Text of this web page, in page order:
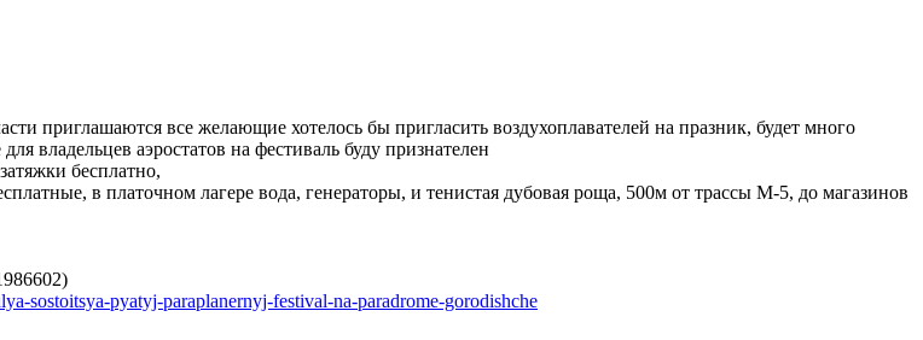
приглашаются все желающие хотелось бы пригласить воздухоплавателей на празник, будет много
владельцев аэростатов на фестиваль буду признателен
бесплатно,
в платочном лагере вода, генераторы, и тенистая дубовая роща, 500м от трассы М-5, до магазинов
sostoitsya-pyatyj-paraplanernyj-festival-na-paradrome-gorodishche